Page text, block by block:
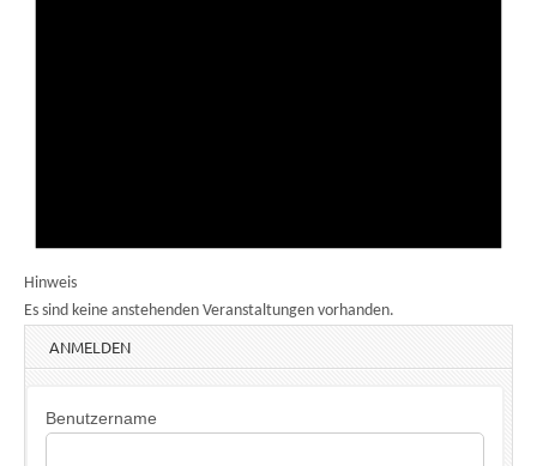
Hinweis
Es sind keine anstehenden Veranstaltungen vorhanden.
ANMELDEN
Benutzername